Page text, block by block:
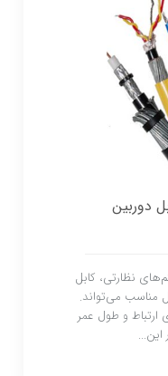
دوربین
نظارتی، کابل
مناسب می‌تواند.
ارتباط و طول عمر